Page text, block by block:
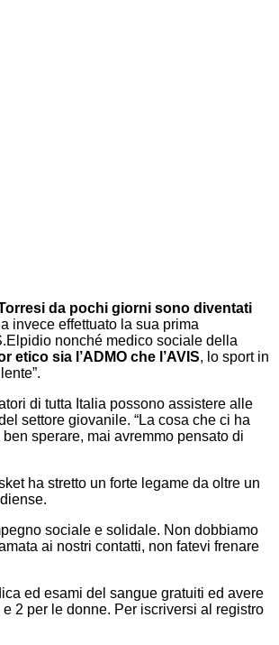
da pochi giorni sono diventati
invece effettuato la sua prima
nonché medico sociale della
sia l’ADMO che l’AVIS, lo sport in
di tutta Italia possono assistere alle
settore giovanile. “La cosa che ci ha
sperare, mai avremmo pensato di
ha stretto un forte legame da oltre un
sociale e solidale. Non dobbiamo
ai nostri contatti, non fatevi frenare
ed esami del sangue gratuiti ed avere
2 per le donne. Per iscriversi al registro